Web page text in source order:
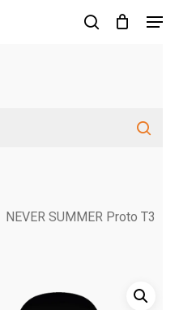
NEVER SUMMER Proto T3